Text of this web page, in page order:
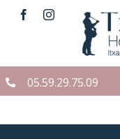
Skip
05.59.29.75.09